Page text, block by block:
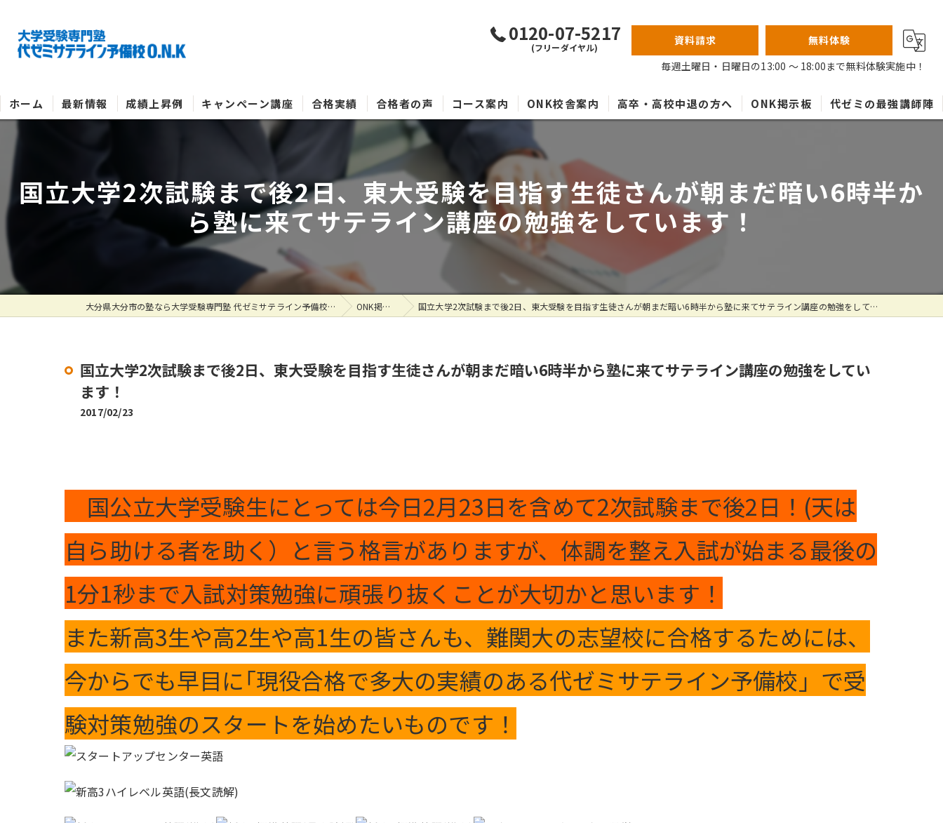
0120-07-5217
(フリーダイヤル)
資料請求
無料体験
毎週土曜日・日曜日の13:00 ～ 18:00まで無料体験実施中！
ホーム 最新情報 成績上昇例 キャンペーン講座 合格実績 合格者の声 コース案内 ONK校舎案内 高卒・高校中退の方へ ONK掲示板 代ゼミの最強講師陣
国立大学2次試験まで後2日、東大受験を目指す生徒さんが朝まだ暗い6時半か
ら塾に来てサテライン講座の勉強をしています！
大分県大分市の塾なら大学受験専門塾 代ゼミサテライン予備校O.N.K ONK掲示板 国立大学2次試験まで後2日、東大受験を目指す生徒さんが朝まだ暗い6時半から塾に来てサテライン講座の勉強をしています！
国立大学2次試験まで後2日、東大受験を目指す生徒さんが朝まだ暗い6時半から塾に来てサテライン講座の勉強をしてい
ます！
2017/02/23
国公立大学受験生にとっては今日2月23日を含めて2次試験まで後2日！(天は
自ら助ける者を助く）と言う格言がありますが、体調を整え入試が始まる最後の
1分1秒まで入試対策勉強に頑張り抜くことが大切かと思います！
また新高3生や高2生や高1生の皆さんも、難関大の志望校に合格するためには、
今からでも早目に｢現役合格で多大の実績のある代ゼミサテライン予備校」で受
験対策勉強のスタートを始めたいものです！